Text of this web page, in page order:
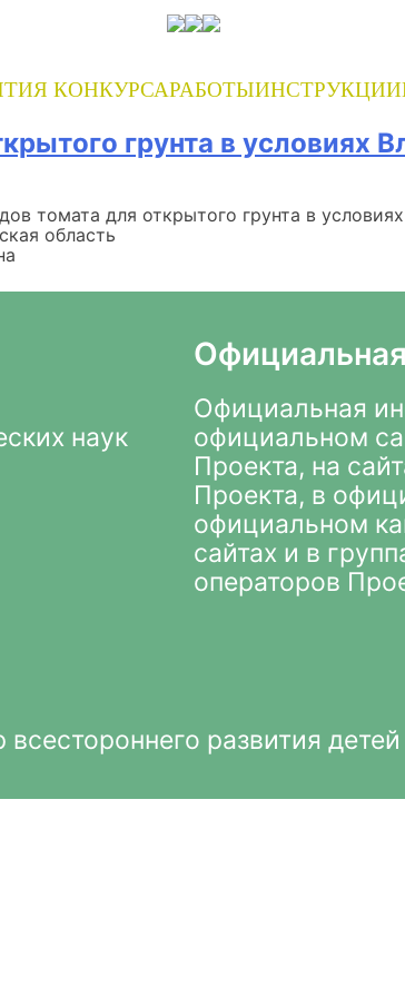
КОНКУРСАРАБОТЫИНСТРУКЦИИ
грунта в условиях
томата для открытого грунта в
область
наук
Официальная
официальном
Проекта, на
Проекта, в
официальном
сайтах и в
операторов
развития детей